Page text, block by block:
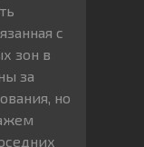
с
зон в
за
но